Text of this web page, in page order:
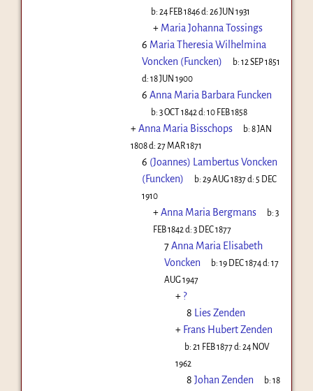
b:24 FEB 1846d:26 JUN 1931
+ Maria Johanna Tossings
6 Maria Theresia Wilhelmina
Voncken (Funcken)
b:12 SEP 1851
d: 18 JUN 1900
6 Anna Maria Barbara Funcken
b:3 OCT 1842 d:10 FEB 1858
+Anna Maria Bisschops b:8 JAN
1808d: 27 MAR 1871
6 (Joannes) Lambertus Voncken
(Funcken)
b:29 AUG 1837d: 5 DEC
1910
+Anna Maria Bergmans b:3
FEB 1842 d: 3 DEC 1877
7Anna Maria Elisabeth
Voncken
b:19 DEC 1874d:17
AUG 1947
+ ?
8 Lies Zenden
+ Frans Hubert Zenden
b:21 FEB 1877d:24 NOV
1962
8 Johan Zenden b:18